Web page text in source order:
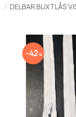
DELBAR BLIXTLÅS
42%